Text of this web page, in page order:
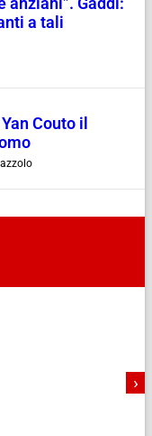
a tali
Couto il
›